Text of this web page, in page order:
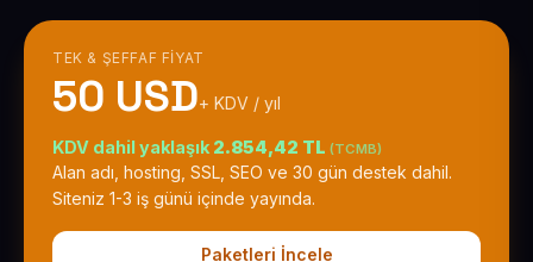
TEK & ŞEFFAF FIYAT
50 USD+ KDV / yıl
KDV dahil yaklaşık 2.854,42 TL (TCMB)
Alan adı, hosting, SSL, SEO ve 30 gün destek dahil.
Siteniz 1-3 iş günü içinde yayında.
Paketleri İncele